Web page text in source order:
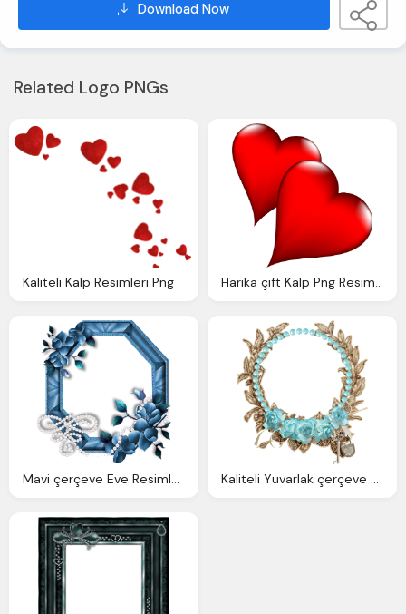
Download Now
Related Logo PNGs
Kaliteli Kalp Resimleri Png Harika çift Kalp Png Resimleri
Mavi çerçeve Eve Resimleri Png Kaliteli Eveler Kaliteli Yuvarlak çerçeve Png Cicekli Resimleri Fotos Png